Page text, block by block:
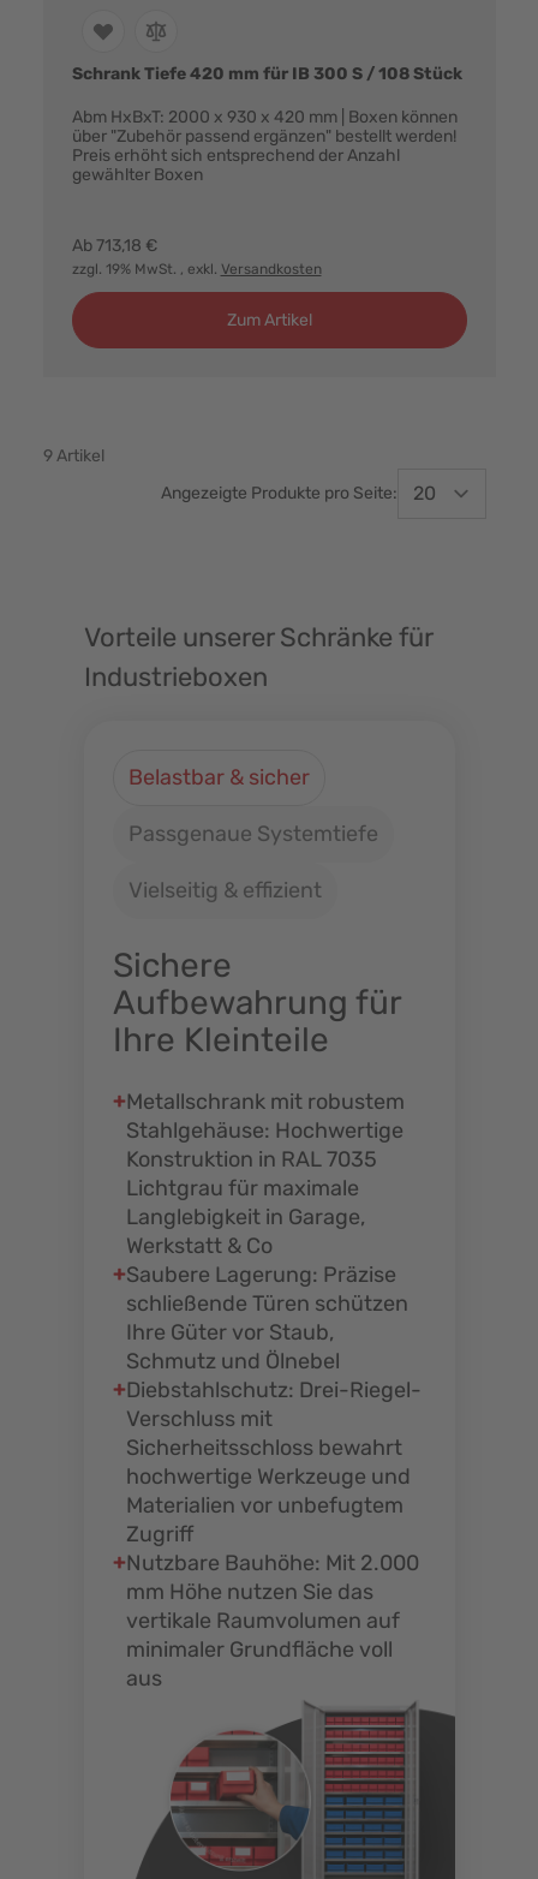
Schrank Tiefe 420 mm für IB 300 S / 108 Stück
Abm HxBxT: 2000 x 930 x 420 mm | Boxen können
über "Zubehör passend ergänzen" bestellt werden!
Preis erhöht sich entsprechend der Anzahl
gewählter Boxen
Ab 713,18 €
zzgl. 19% MwSt. , exkl. Versandkosten
Zum Artikel
9Artikel
Angezeigte Produkte pro Seite:
Vorteile unserer Schränke für
Industrieboxen
Belastbar & sicher
Passgenaue Systemtiefe
Vielseitig & effizient
Sichere
Aufbewahrung für
Ihre Kleinteile
Metallschrank mit robustem
Stahlgehäuse: Hochwertige
Konstruktion in RAL 7035
Lichtgrau für maximale
Langlebigkeit in Garage,
Werkstatt & Co
Saubere Lagerung: Präzise
schließende Türen schützen
Ihre Güter vor Staub,
Schmutz und Ölnebel
Diebstahlschutz: Drei-Riegel-
Verschluss mit
Sicherheitsschloss bewahrt
hochwertige Werkzeuge und
Materialien vor unbefugtem
Zugriff
Nutzbare Bauhöhe: Mit 2.000
mm Höhe nutzen Sie das
vertikale Raumvolumen auf
minimaler Grundfläche voll
aus